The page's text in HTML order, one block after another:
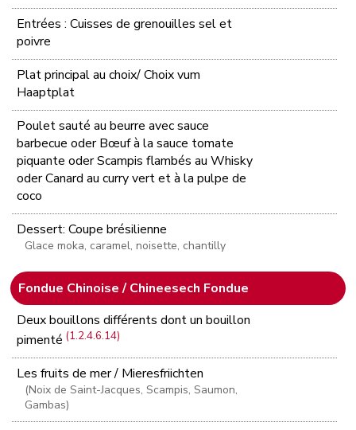
Entrées : Cuisses de grenouilles sel et
poivre
Plat principal au choix/ Choix vum
Haaptplat
Poulet sauté au beurre avec sauce
barbecue oder Bœuf à la sauce tomate
piquante oder Scampis flambés au Whisky
oder Canard au curry vert et à la pulpe de
coco
Dessert: Coupe brésilienne
Glace moka, caramel, noisette, chantilly
Fondue Chinoise / Chineesech Fondue
Deux bouillons différents dont un bouillon
pimenté(1.2.4.6.14)
Les fruits de mer / Mieresfriichten
(Noix de Saint-Jacques, Scampis, Saumon,
Gambas)